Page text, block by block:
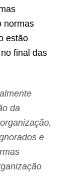
normas
estão
final das
da
e